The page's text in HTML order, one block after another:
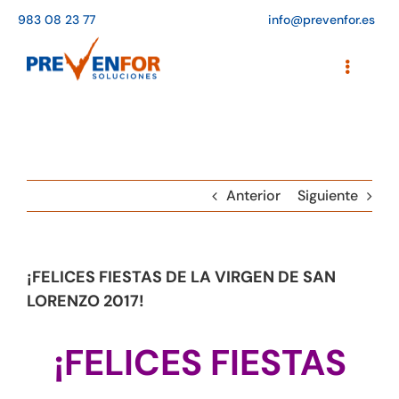
contenido
983 08 23 77 info@prevenfor.es
Toggle
Adaptación a la LOPD
Anterior Siguiente
¡FELICES FIESTAS DE LA VIRGEN DE SAN
LORENZO 2017!
¡FELICES FIESTAS